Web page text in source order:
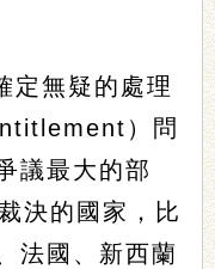
定無疑的處理
）問
議最大的部
決的國家，比
法國、新西蘭